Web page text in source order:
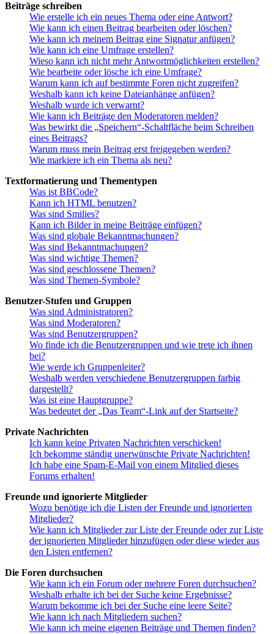
Beiträge schreiben
Wie erstelle ich ein neues Thema oder eine Antwort?
Wie kann ich einen Beitrag bearbeiten oder löschen?
Wie kann ich meinem Beitrag eine Signatur anfügen?
Wie kann ich eine Umfrage erstellen?
Wieso kann ich nicht mehr Antwortmöglichkeiten erstellen?
Wie bearbeite oder lösche ich eine Umfrage?
Warum kann ich auf bestimmte Foren nicht zugreifen?
Weshalb kann ich keine Dateianhänge anfügen?
Weshalb wurde ich verwarnt?
Wie kann ich Beiträge den Moderatoren melden?
Was bewirkt die „Speichern“-Schaltfläche beim Schreiben
eines Beitrags?
Warum muss mein Beitrag erst freigegeben werden?
Wie markiere ich ein Thema als neu?
Textformatierung und Thementypen
Was ist BBCode?
Kann ich HTML benutzen?
Was sind Smilies?
Kann ich Bilder in meine Beiträge einfügen?
Was sind globale Bekanntmachungen?
Was sind Bekanntmachungen?
Was sind wichtige Themen?
Was sind geschlossene Themen?
Was sind Themen-Symbole?
Benutzer-Stufen und Gruppen
Was sind Administratoren?
Was sind Moderatoren?
Was sind Benutzergruppen?
Wo finde ich die Benutzergruppen und wie trete ich ihnen
bei?
Wie werde ich Gruppenleiter?
Weshalb werden verschiedene Benutzergruppen farbig
dargestellt?
Was ist eine Hauptgruppe?
Was bedeutet der „Das Team“-Link auf der Startseite?
Private Nachrichten
Ich kann keine Privaten Nachrichten verschicken!
Ich bekomme ständig unerwünschte Private Nachrichten!
Ich habe eine Spam-E-Mail von einem Mitglied dieses
Forums erhalten!
Freunde und ignorierte Mitglieder
Wozu benötige ich die Listen der Freunde und ignorierten
Mitglieder?
Wie kann ich Mitglieder zur Liste der Freunde oder zur Liste
der ignorierten Mitglieder hinzufügen oder diese wieder aus
den Listen entfernen?
Die Foren durchsuchen
Wie kann ich ein Forum oder mehrere Foren durchsuchen?
Weshalb erhalte ich bei der Suche keine Ergebnisse?
Warum bekomme ich bei der Suche eine leere Seite?
Wie kann ich nach Mitgliedern suchen?
Wie kann ich meine eigenen Beiträge und Themen finden?